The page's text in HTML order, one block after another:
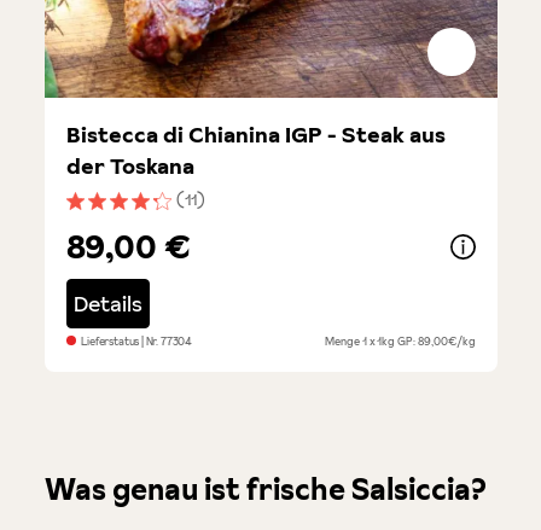
Durchschnittliche Bewertung von 4.1 von 5 Sternen
(11)
Bistecca di Chianina IGP - Steak aus
der Toskana
89,00 €
Details
Lieferstatus| Nr.77304 Menge1 x 1kgGP: 89,00€/kg
Was genau ist frische Salsiccia?